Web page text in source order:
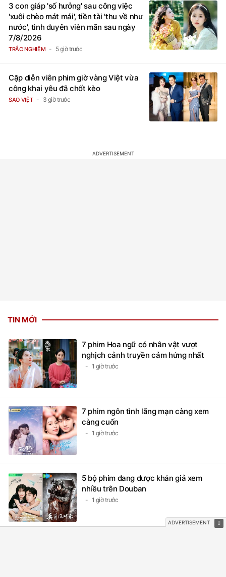
3 con giáp 'số hưởng' sau công việc
'xuôi chèo mát mái', tiền tài 'thu về như
nước', tình duyên viên mãn sau ngày
7/8/2026
TRẮC NGHIỆM 5 giờ trước
Cặp diễn viên phim giờ vàng Việt vừa
công khai yêu đã chốt kèo
SAO VIỆT 3 giờ trước
TIN MỚI
7 phim Hoa ngữ có nhân vật vượt
nghịch cảnh truyền cảm hứng nhất
1 giờ trước
7 phim ngôn tình lãng mạn càng xem
càng cuốn
1 giờ trước
5 bộ phim đang được khán giả xem
nhiều trên Douban
1 giờ trước